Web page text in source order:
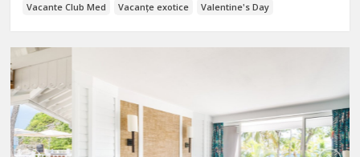
Vacante Club Med
Vacanțe exotice Valentine's Day